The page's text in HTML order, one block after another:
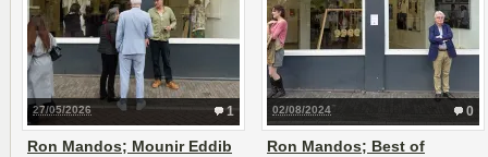
1
27/05/2026
Ron Mandos; Mounir Eddib
0
02/08/2024
Ron Mandos; Best of